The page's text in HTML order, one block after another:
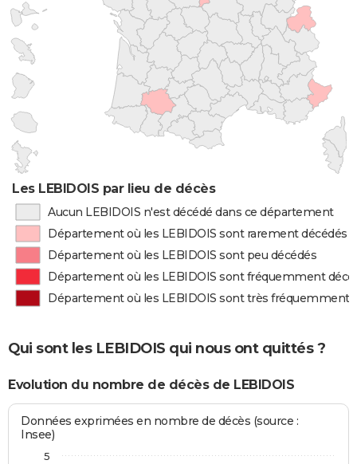
Les LEBIDOIS par lieu de décès
Aucun LEBIDOIS n'est décédé dans ce département
Département où les LEBIDOIS sont rarement décédés
Département où les LEBIDOIS sont peu décédés
Département où les LEBIDOIS sont fréquemment
Département où les LEBIDOIS sont très fréquemment
Qui sont les LEBIDOIS qui nous ont quittés ?
Evolution du nombre de décès de LEBIDOIS
Données exprimées en nombre de décès (source :
Insee)
5